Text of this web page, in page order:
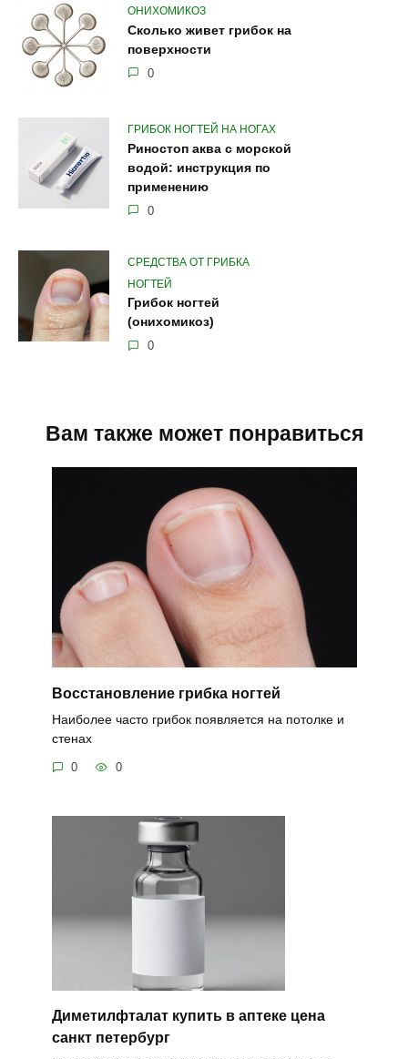
ОНИХОМИКОЗ
Сколько живет грибок на
поверхности
0
ГРИБОК НОГТЕЙ НА НОГАХ
Риностоп аква с морской
водой: инструкция по
применению
0
СРЕДСТВА ОТ ГРИБКА
НОГТЕЙ
Грибок ногтей
(онихомикоз)
0
Вам также может понравиться
Восстановление грибка ногтей
Наиболее часто грибок появляется на потолке и
стенах
0 0
Диметилфталат купить в аптеке цена
санкт петербург